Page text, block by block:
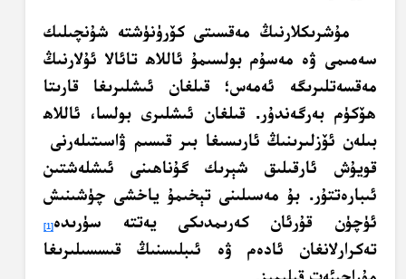
مۇشرىكلارنىڭ مەقسىتى كۆرۈنۈشتە شۇنچىلىك
سەمىمى ۋە مەسۇم بولسىمۇ ئاللاھ تائالا ئۇلارنىڭ
مەقسەتلىرىگە ئەمەس؛ قىلغان ئىشلىرىغا قارىتا
ھۆكۈم بەرگەندۇر. قىلغان ئىشلىرى بولسا، ئاللاھ
بىلەن ئۆزلىرىنىڭ ئارىسىغا بىر قىسىم ۋاسىتىلەرنى
قويۇش ئارقىلىق شېرىك گۇناھىنى ئىشلەشتىن
ئىبارەتتۇر. بۇ مەسىلىنى تېخىمۇ ياخشى چۈشىنىش
ئۈچۈن قۇرئان كەرىمدىكى يەتتە سۈرىدە[1]
تەكرارلانغان ئادەم ۋە ئىبلىسنىڭ قىسسىلىرىغا